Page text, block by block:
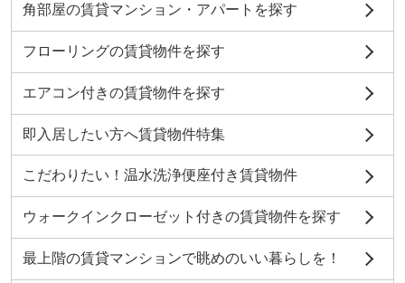
角部屋の賃貸マンション・アパートを探す
フローリングの賃貸物件を探す
エアコン付きの賃貸物件を探す
即入居したい方へ賃貸物件特集
こだわりたい！温水洗浄便座付き賃貸物件
ウォークインクローゼット付きの賃貸物件を探す
最上階の賃貸マンションで眺めのいい暮らしを！